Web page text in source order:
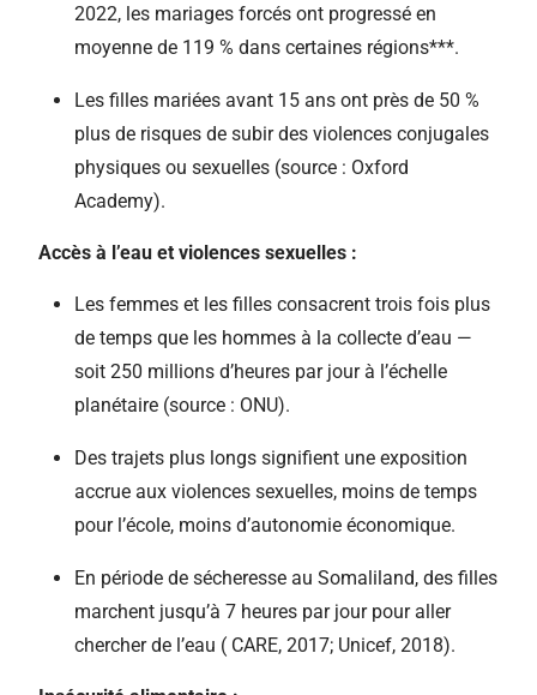
2022, les mariages forcés ont progressé en
moyenne de 119 % dans certaines régions***.
Les filles mariées avant 15 ans ont près de 50 %
plus de risques de subir des violences conjugales
physiques ou sexuelles (source : Oxford
Academy).
Accès à l’eau et violences sexuelles :
Les femmes et les filles consacrent trois fois plus
de temps que les hommes à la collecte d’eau —
soit 250 millions d’heures par jour à l’échelle
planétaire (source : ONU).
Des trajets plus longs signifient une exposition
accrue aux violences sexuelles, moins de temps
pour l’école, moins d’autonomie économique.
En période de sécheresse au Somaliland, des filles
marchent jusqu’à 7 heures par jour pour aller
chercher de l’eau ( CARE, 2017; Unicef, 2018).